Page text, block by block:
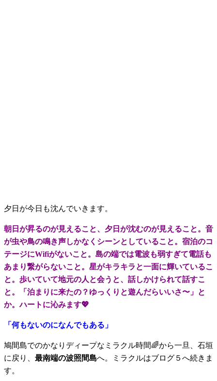
夕日が今日も沈んでいきます。
朝日が昇るのが見えること、夕日が沈むのが見えること。音
が虫や鳥の鳴き声しかなくシーンとしていること。宿泊のコ
テージにWifiがないこと。島の端では電波も弱すぎて電話も
あまり繋がらないこと。星がキラキラと一面に輝いているこ
と。歩いていて地元の人と会うと、話しかけられて話すこ
と。「泊まりに来たの？ゆっくりと遊んだらいいさ〜」と
か。ハートに沁みます💖
「何もないのになんでもある」
鳩間島でのかなりディープなミラクル時間🌈から一旦、石垣
に戻り、 最南端の波照間島へ。ミラクルはブログ５へ続きま
す。